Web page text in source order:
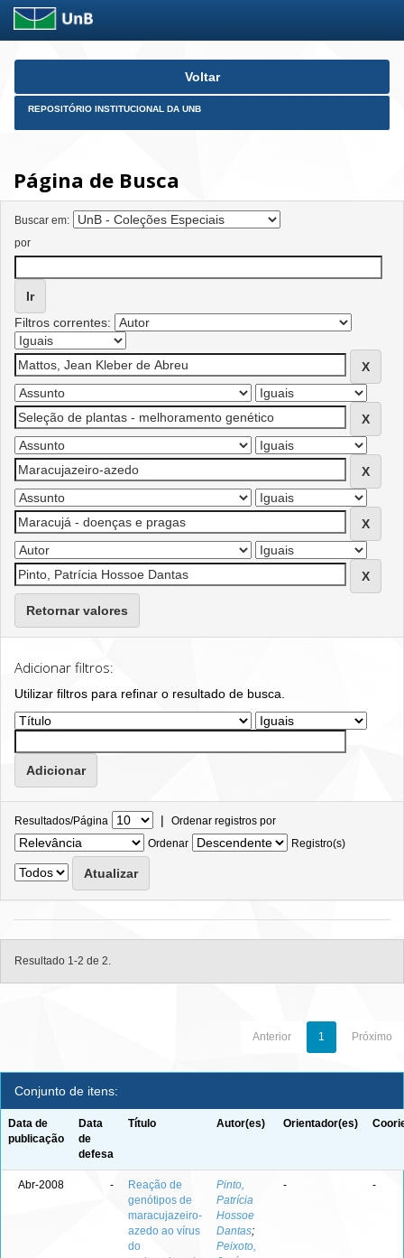
Skip
Voltar
REPOSITÓRIO INSTITUCIONAL DA UNB
Página de Busca
Buscar em:
por
Filtros correntes:
Retornar valores
Adicionar filtros:
Utilizar filtros para refinar o resultado de busca.
Resultados/Página | Ordenar registros por
Ordenar
Registro(s)
Resultado 1-2 de 2.
Anterior 1 Próximo
Conjunto de itens:
Data de
publicação
Data
de
defesa
Título Autor(es) Orientador(es)
Abr-2008 -
Reação de
genótipos de
maracujazeiro-
azedo ao vírus
do
Pinto,
Patrícia
Hossoe
Dantas;
Peixoto,
- -